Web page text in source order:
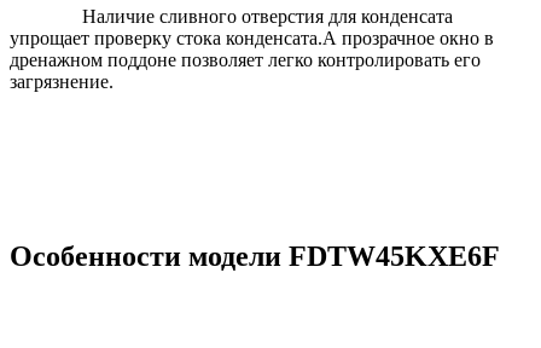
Наличие сливного отверстия для конденсата
упрощает проверку стока конденсата.А прозрачное окно в
дренажном поддоне позволяет легко контролировать его
загрязнение.
Особенности модели FDTW45KXE6F